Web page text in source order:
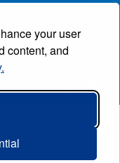
your user
content, and
DIGITAL.
EXCELENCIAS.